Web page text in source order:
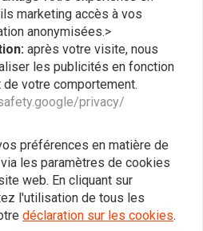
24
marketing accès à vos
anonymisées.>
après votre visite, nous
les publicités en fonction
votre comportement.
privacy/
préférences en matière de
les paramètres de cookies
web. En cliquant sur
l'utilisation de tous les
déclaration sur les cookies.